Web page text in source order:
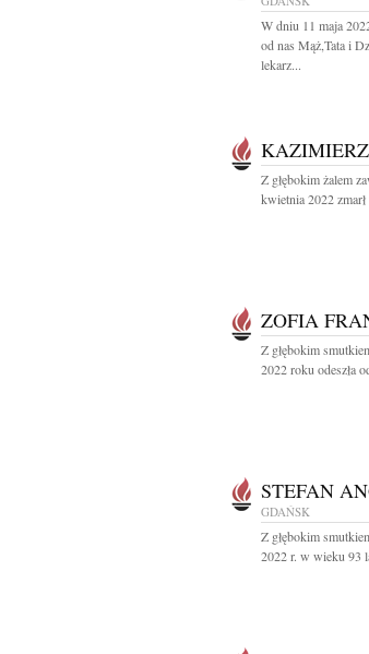
W dniu 11 maja
od nas Mąż,Tata i
lekarz...
Z głębokim żalem
kwietnia 2022
ZOFIA
Z głębokim
2022 roku odeszła
STEFAN
GDAŃSK
Z głębokim
2022 r. w wieku 93